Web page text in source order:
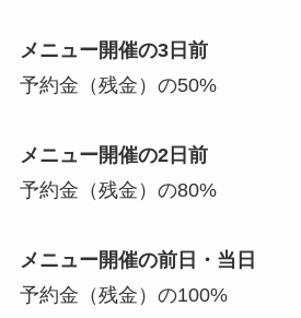
メニュー開催の3日前
予約金（残金）の50%
メニュー開催の2日前
予約金（残金）の80%
メニュー開催の前日・当日
予約金（残金）の100%